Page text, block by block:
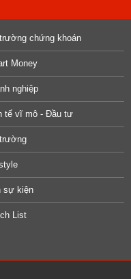
chứng khoán
Money
nghiệp
tế vĩ mô - Đầu tư
sự kiện
List